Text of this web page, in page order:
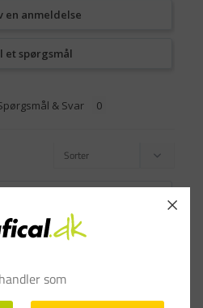
en anmeldelse
et spørgsmål
& Svar
som